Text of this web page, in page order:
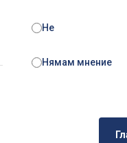
Не
Нямам мнение